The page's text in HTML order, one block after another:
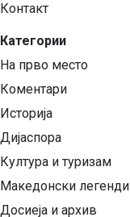
Контакт
Категории
На прво место
Коментари
Историја
Дијаспора
Култура и туризам
Македонски легенди
Досиеја и архив